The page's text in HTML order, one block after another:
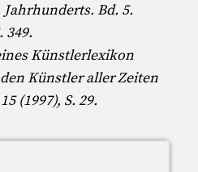
Jahrhunderts. Bd. 5.
349.
Künstlerlexikon
Künstler aller Zeiten
(1997), S. 29.